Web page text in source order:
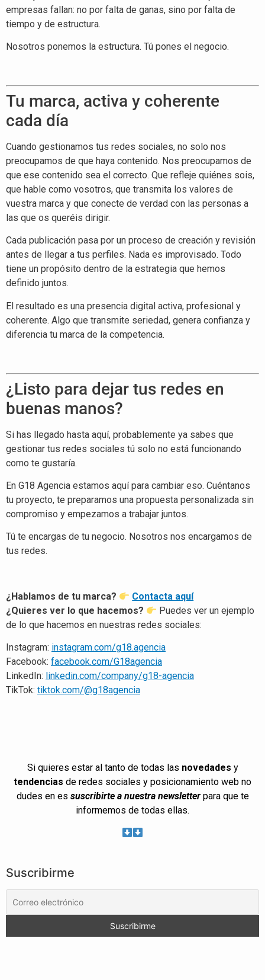
empresas fallan: no por falta de ganas, sino por falta de
tiempo y de estructura.
Nosotros ponemos la estructura. Tú pones el negocio.
Tu marca, activa y coherente
cada día
Cuando gestionamos tus redes sociales, no solo nos
preocupamos de que haya contenido. Nos preocupamos de
que ese contenido sea el correcto. Que refleje quiénes sois,
que hable como vosotros, que transmita los valores de
vuestra marca y que conecte de verdad con las personas a
las que os queréis dirigir.
Cada publicación pasa por un proceso de creación y revisión
antes de llegar a tus perfiles. Nada es improvisado. Todo
tiene un propósito dentro de la estrategia que hemos
definido juntos.
El resultado es una presencia digital activa, profesional y
coherente. Algo que transmite seriedad, genera confianza y
diferencia tu marca de la competencia.
¿Listo para dejar tus redes en
buenas manos?
Si has llegado hasta aquí, probablemente ya sabes que
gestionar tus redes sociales tú solo no está funcionando
como te gustaría.
En G18 Agencia estamos aquí para cambiar eso. Cuéntanos
tu proyecto, te preparamos una propuesta personalizada sin
compromiso y empezamos a trabajar juntos.
Tú te encargas de tu negocio. Nosotros nos encargamos de
tus redes.
¿Hablamos de tu marca?
Contacta aquí
¿Quieres ver lo que hacemos?
Puedes ver un ejemplo
de lo que hacemos en nuestras redes sociales:
Instagram: instagram.com/g18.agencia
Facebook: facebook.com/G18agencia
LinkedIn: linkedin.com/company/g18-agencia
TikTok: tiktok.com/@g18agencia
Si quieres estar al tanto de todas las novedades y
tendencias de redes sociales y posicionamiento web no
dudes en es suscribirte a nuestra newsletterpara que te
informemos de todas ellas.
Suscribirme